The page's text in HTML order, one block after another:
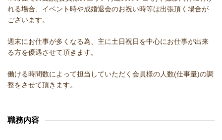
れる場合、イベント時や成婚退会のお祝い時等は出張頂く場合が
ございます。
週末にお仕事が多くなる為、主に土日祝日を中心にお仕事が出来
る方を優遇させて頂きます。
働ける時間数によって担当していただく会員様の人数(仕事量)の調
整をさせて頂きます。
職務内容